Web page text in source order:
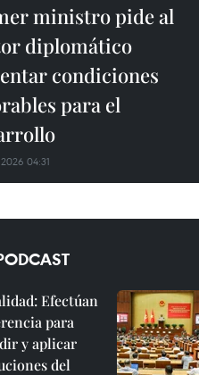
ministro pide al
diplomático
condiciones
para el
04:31
Efectúan
para
y aplicar
del